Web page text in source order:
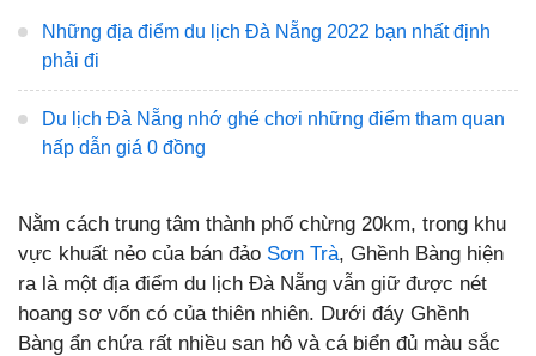
Những địa điểm du lịch Đà Nẵng 2022 bạn nhất định
phải đi
Du lịch Đà Nẵng nhớ ghé chơi những điểm tham quan
hấp dẫn giá 0 đồng
Nằm cách trung tâm thành phố chừng 20km, trong khu
vực khuất nẻo của bán đảo Sơn Trà, Ghềnh Bàng hiện
ra là một địa điểm du lịch Đà Nẵng vẫn giữ được nét
hoang sơ vốn có của thiên nhiên. Dưới đáy Ghềnh
Bàng ẩn chứa rất nhiều san hô và cá biển đủ màu sắc